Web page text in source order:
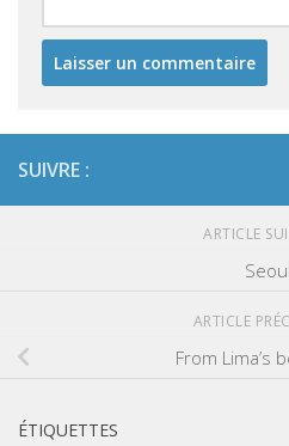
SUIVRE :
ARTICLE
Seoul
ARTICLE
From Lima’s
ÉTIQUETTES